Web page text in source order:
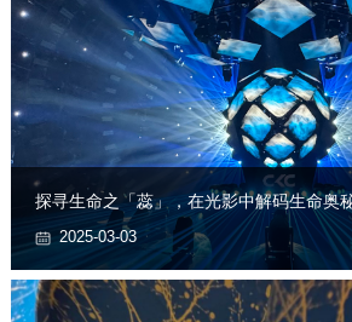
探寻生命之「蕊」，在光影中解码生命奥
2025-03-03